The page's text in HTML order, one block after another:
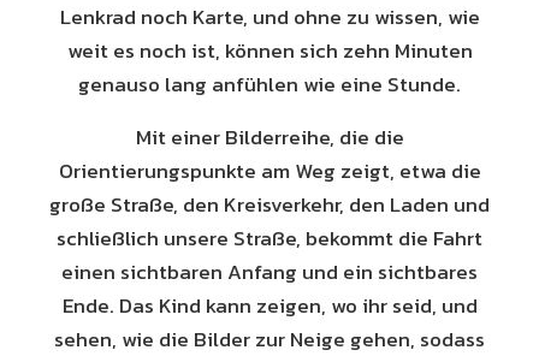
Lenkrad noch Karte, und ohne zu wissen, wie
weit es noch ist, können sich zehn Minuten
genauso lang anfühlen wie eine Stunde.
Mit einer Bilderreihe, die die
Orientierungspunkte am Weg zeigt, etwa die
große Straße, den Kreisverkehr, den Laden und
schließlich unsere Straße, bekommt die Fahrt
einen sichtbaren Anfang und ein sichtbares
Ende. Das Kind kann zeigen, wo ihr seid, und
sehen, wie die Bilder zur Neige gehen, sodass